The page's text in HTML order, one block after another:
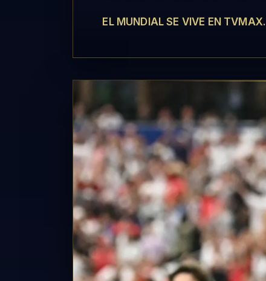
EL MUNDIAL SE VIVE EN TVMAX.